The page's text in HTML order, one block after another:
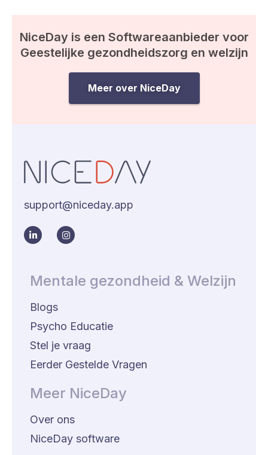
NiceDay is een Softwareaanbieder voor
Geestelijke gezondheidszorg en welzijn
Meer over NiceDay
support@niceday.app
Mentale gezondheid & Welzijn
Blogs
Psycho Educatie
Stel je vraag
Eerder Gestelde Vragen
Meer NiceDay
Over ons
NiceDay software